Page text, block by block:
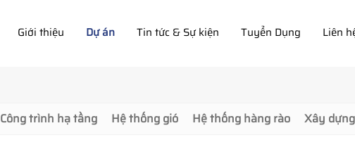
Giới thiệu Dự án Tin tức & Sự kiện Tuyển Dụng Liên
Công trình hạ tầng Hệ thống gió Hệ thống hàng rào Xây dựng